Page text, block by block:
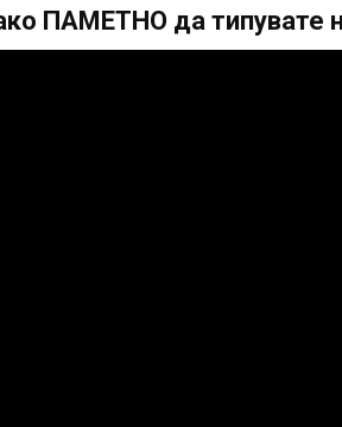
ПАМЕТНО да типувате